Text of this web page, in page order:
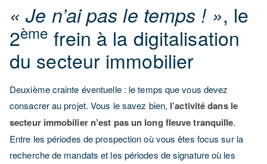
« Je n’ai pas le temps ! », le
2ème frein à la digitalisation
du secteur immobilier
Deuxième crainte éventuelle : le temps que vous devez
consacrer au projet. Vous le savez bien, l’activité dans le
secteur immobilier n’est pas un long fleuve tranquille.
Entre les périodes de prospection où vous êtes focus sur la
recherche de mandats et les périodes de signature où les